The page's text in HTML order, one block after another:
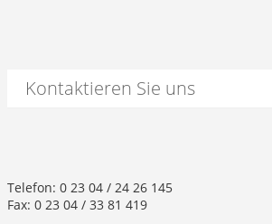
Kontaktieren Sie uns
Telefon: 0 23 04 / 24 26 145
Fax: 0 23 04 / 33 81 419